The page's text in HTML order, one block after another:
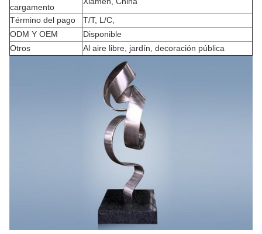
cargamento
Término del pago
T/T, L/C,
ODM Y OEM
Disponible
Otros
Al aire libre, jardín, decoración pública